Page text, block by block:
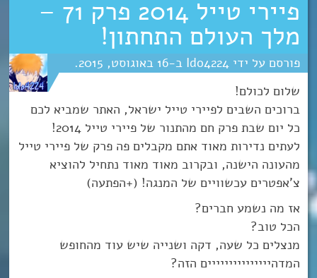
פיירי טייל 2014 פרק 71 –
מלך העולם התחתון!
Ido4224
16 אוגוסט 2015
שלום לכולם!
ברוכים השבים לפיירי טייל ישראל, האתר שמביא לכם
כל יום שבת פרק חם מהתנור של פיירי טייל 2014!
לעתים נדירות מאוד אתם מקבלים פה פרק של פיירי טייל
מהעונה הישנה, ובקרוב מאוד מאוד נתחיל להוציא
צ’אפטרים עכשוויים של המנגה! (+הפתעה)
אז מה נשמע חברים?
הכל טוב?
מנצלים כל שעה, דקה ושנייה שיש עוד מהחופש
המדהייייייייייייייים הזה?